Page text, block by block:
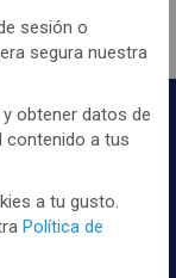
mejores
sesión o
segura nuestra
obtener datos de
contenido a tus
a tu gusto.
Política de